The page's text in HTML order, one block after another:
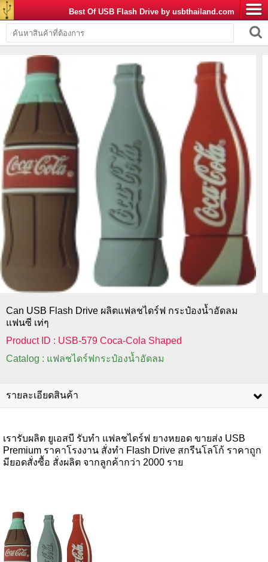
Best Of USB Flash Drive by usbthailand.com
Can USB Flash Drive ผลิตแฟลชไดร์ฟ กระป๋องน้ำอัดลม
แฟนซี เท่ๆ
Product ID : USB-579 Coca-Cola Shaped
Catalog : แฟลชไดร์ฟกระป๋องน้ำอัดลม
รายละเอียดสินค้า
เรารับผลิต ยูเอสบี รับทำ แฟลชไดร์ฟ ยางหยอด ขายส่ง USB
Premium ราคาโรงงาน สั่งทำ Flash Drive สกรีนโลโก้ ราคาถูก
มียอดสั่งซื้อ สั่งผลิต จากลูกค้ากว่า 2000 ราย